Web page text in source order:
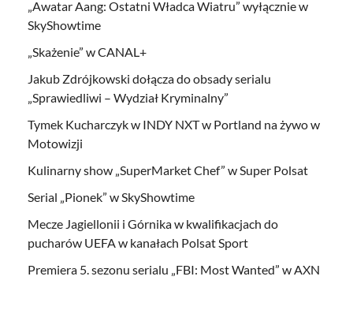
„Awatar Aang: Ostatni Władca Wiatru” wyłącznie w
SkyShowtime
„Skażenie” w CANAL+
Jakub Zdrójkowski dołącza do obsady serialu
„Sprawiedliwi – Wydział Kryminalny”
Tymek Kucharczyk w INDY NXT w Portland na żywo w
Motowizji
Kulinarny show „SuperMarket Chef” w Super Polsat
Serial „Pionek” w SkyShowtime
Mecze Jagiellonii i Górnika w kwalifikacjach do
pucharów UEFA w kanałach Polsat Sport
Premiera 5. sezonu serialu „FBI: Most Wanted” w AXN